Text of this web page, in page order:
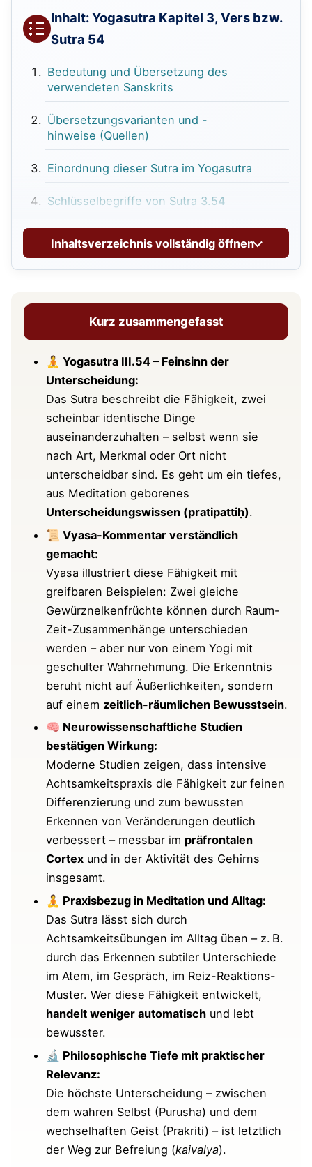
Inhalt: Yogasutra Kapitel 3, Vers bzw.
Sutra 54
Bedeutung und Übersetzung des
verwendeten Sanskrits
Übersetzungsvarianten und -
hinweise (Quellen)
Einordnung dieser Sutra im Yogasutra
Schlüsselbegriffe von Sutra 3.54
feiner
Tiefere philosophische Deutung
klareres Selbst
Wie du das Sutra III.54 in der Meditation
üben kannst
Übung:Feinheit statt Drama
Optional: mit Klang arbeiten
Wie du das Sutra im Alltag üben kannst
1. Unterscheide: Wiederholung oder
wirklich neu?
2.
Unterscheide dich selbst von dir
selbst
3.Erkenne Muster – aber sei nicht ihr
Sklave
Und was bringt’s?
Kommentar von Vyasa zu Sutra 3.54: über
die Kunst, das Ähnliche zu unterscheiden
Mehr zu: Neurowissenschaft und Yogasutra
III.54: Eine spannende Brücke
Weitere Studien
🧠 Verbesserte sensorische
Differenzierung durch Meditation
🧠 Achtsamkeit verändert die
„Default-Modus“-Vernetzung im
Gehirn
🧠 Achtsamkeit stärkt
metakognitive Selbstwahrnehmung
🧠 Trainierbarkeit der
Unterscheidung zwischen
Emotionen
📚 Fazit: Wissenschaft und Sutra – kein
Quintessenz
Allgemeiner Übungsvorschlag zu Sutra III-
54
Inhaltsverzeichnis vollständig öffnen
Kurz zusammengefasst
🧘 Yogasutra III.54 – Feinsinn der
Unterscheidung:
Das Sutra beschreibt die Fähigkeit, zwei
scheinbar identische Dinge
auseinanderzuhalten – selbst wenn sie
nach Art, Merkmal oder Ort nicht
unterscheidbar sind. Es geht um ein tiefes,
aus Meditation geborenes
Unterscheidungswissen (pratipattiḥ).
📜 Vyasa-Kommentar verständlich
gemacht:
Vyasa illustriert diese Fähigkeit mit
greifbaren Beispielen: Zwei gleiche
Gewürznelkenfrüchte können durch Raum-
Zeit-Zusammenhänge unterschieden
werden – aber nur von einem Yogi mit
geschulter Wahrnehmung. Die Erkenntnis
beruht nicht auf Äußerlichkeiten, sondern
auf einem zeitlich-räumlichen Bewusstsein.
🧠 Neurowissenschaftliche Studien
bestätigen Wirkung:
Moderne Studien zeigen, dass intensive
Achtsamkeitspraxis die Fähigkeit zur feinen
Differenzierung und zum bewussten
Erkennen von Veränderungen deutlich
verbessert – messbar im präfrontalen
Cortex und in der Aktivität des Gehirns
insgesamt.
🧘 Praxisbezug in Meditation und Alltag:
Das Sutra lässt sich durch
Achtsamkeitsübungen im Alltag üben – z. B.
durch das Erkennen subtiler Unterschiede
im Atem, im Gespräch, im Reiz-Reaktions-
Muster. Wer diese Fähigkeit entwickelt,
handelt weniger automatisch und lebt
bewusster.
🔬 Philosophische Tiefe mit praktischer
Relevanz:
Die höchste Unterscheidung – zwischen
dem wahren Selbst (Purusha) und dem
wechselhaften Geist (Prakriti) – ist letztlich
der Weg zur Befreiung (kaivalya).